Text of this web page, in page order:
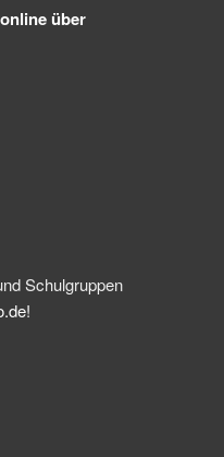
über
Schulgruppen